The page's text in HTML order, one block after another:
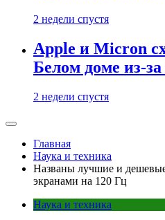
2 недели спустя
Apple и Micron
Белом доме из-
2 недели спустя
Главная
Наука и техника
Названы лучшие и
экранами на 120 Гц
Наука и техника